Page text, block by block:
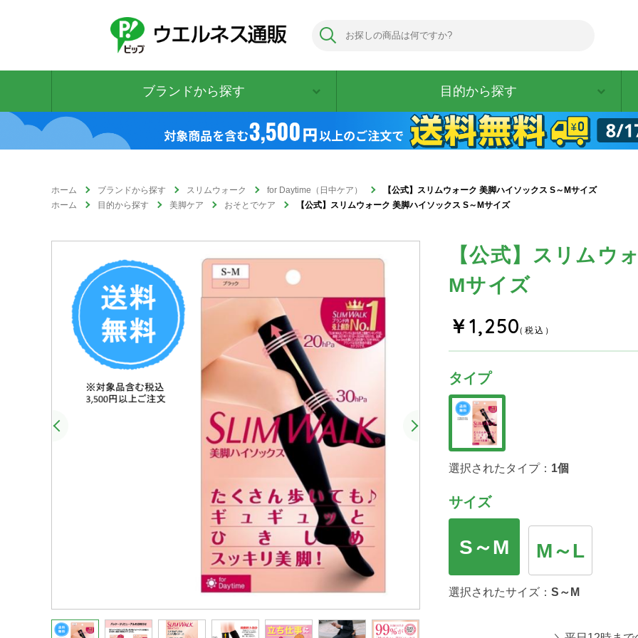
ブランドから探す 目的から探す
ホーム ブランドから探す スリムウォーク for Daytime（日中ケア）
【公式】スリムウォーク 美脚ハイソックス S～Mサイズ
ホーム
目的から探す 美脚ケア おそとでケア 【公式】スリムウォーク 美脚ハイソックス S～Mサイズ
【公式】スリムウ
Mサイズ
￥1,250（税込）
タイプ
選択されたタイプ： 1個
サイズ
S～M M～L
選択されたサイズ： S～M